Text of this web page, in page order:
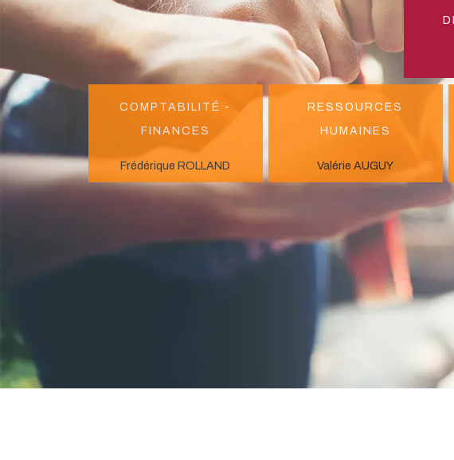
Comptabilité -
finances
Frédérique ROLLAND
Ressources
humaines
Valérie AUGUY